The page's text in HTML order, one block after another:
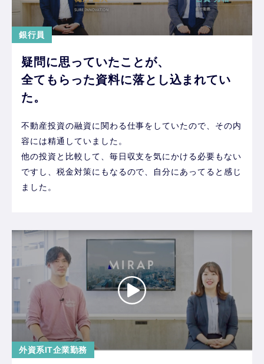
銀行員
疑問に思っていたことが、
全てもらった資料に落とし込まれてい
た。
不動産投資の融資に関わる仕事をしていたので、その内
容には精通していました。
他の投資と比較して、毎日収支を気にかける必要もない
ですし、税金対策にもなるので、自分にあってると感じ
ました。
外資系IT企業勤務